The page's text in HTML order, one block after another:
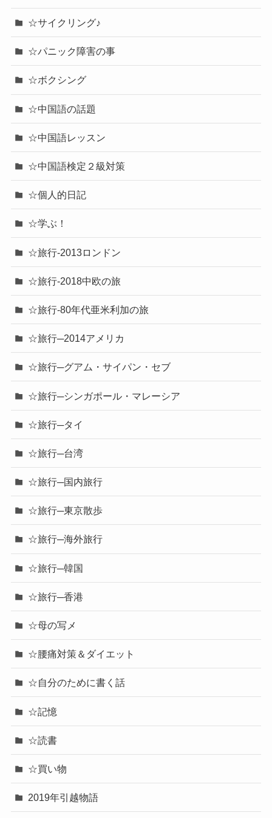
☆サイクリング♪
☆パニック障害の事
☆ボクシング
☆中国語の話題
☆中国語レッスン
☆中国語検定２級対策
☆個人的日記
☆学ぶ！
☆旅行-2013ロンドン
☆旅行-2018中欧の旅
☆旅行-80年代亜米利加の旅
☆旅行─2014アメリカ
☆旅行─グアム・サイパン・セブ
☆旅行─シンガポール・マレーシア
☆旅行─タイ
☆旅行─台湾
☆旅行─国内旅行
☆旅行─東京散歩
☆旅行─海外旅行
☆旅行─韓国
☆旅行─香港
☆母の写メ
☆腰痛対策＆ダイエット
☆自分のために書く話
☆記憶
☆読書
☆買い物
2019年引越物語